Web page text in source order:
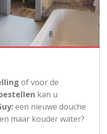
of voor de
kan u
een nieuwe douche
maar kouder water?